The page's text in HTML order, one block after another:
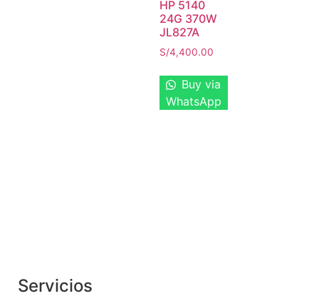
HP 5140
24G 370W
JL827A
S/4,400.00
Buy via
WhatsApp
Servicios